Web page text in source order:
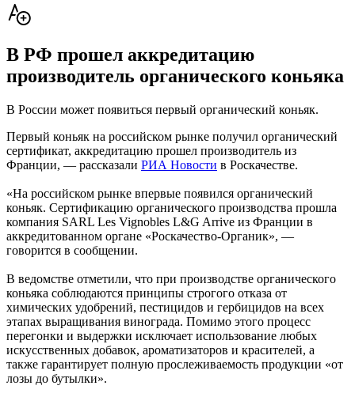
В РФ прошел аккредитацию
производитель органического коньяка
В России может появиться первый органический коньяк.
Первый коньяк на российском рынке получил органический
сертификат, аккредитацию прошел производитель из
Франции, — рассказали РИА Новости в Роскачестве.
«На российском рынке впервые появился органический
коньяк. Сертификацию органического производства прошла
компания SARL Les Vignobles L&G Arrive из Франции в
аккредитованном органе «Роскачество-Органик», —
говорится в сообщении.
В ведомстве отметили, что при производстве органического
коньяка соблюдаются принципы строгого отказа от
химических удобрений, пестицидов и гербицидов на всех
этапах выращивания винограда. Помимо этого процесс
перегонки и выдержки исключает использование любых
искусственных добавок, ароматизаторов и красителей, а
также гарантирует полную прослеживаемость продукции «от
лозы до бутылки».